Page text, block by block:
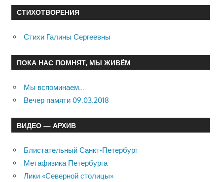
СТИХОТВОРЕНИЯ
Стихи Галины Сергеевны
ПОКА НАС ПОМНЯТ, МЫ ЖИВЁМ
Мы вспоминаем…
Вечер памяти 09.03.2018
ВИДЕО — АРХИВ
Блистательный Санкт-Петербург
Метафизика Петербурга
Лики «Северной столицы»